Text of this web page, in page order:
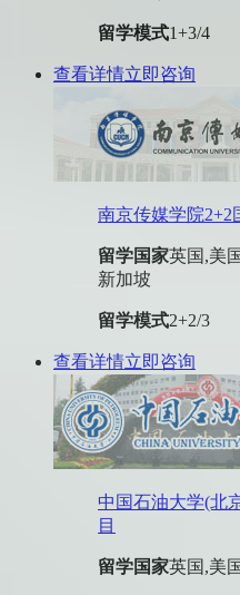
留学模式1+3/4
查看详情立即咨询
南京传媒学院2+2
留学国家英国,美
新加坡
留学模式2+2/3
查看详情立即咨询
中国石油大学(北
目
留学国家英国,美